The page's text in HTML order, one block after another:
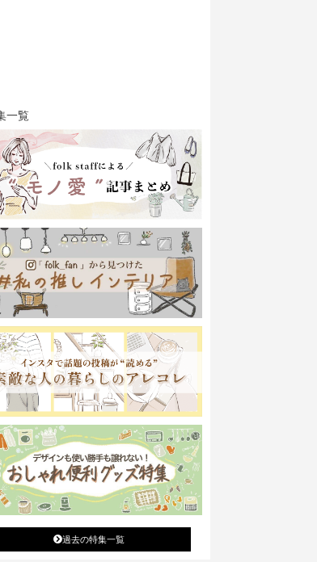
一覧
過去の特集一覧